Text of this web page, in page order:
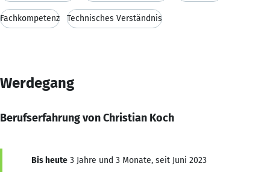
Fachkompetenz Technisches Verständnis
Werdegang
Berufserfahrung von Christian Koch
Bis heute 3 Jahre und 3 Monate, seit Juni 2023